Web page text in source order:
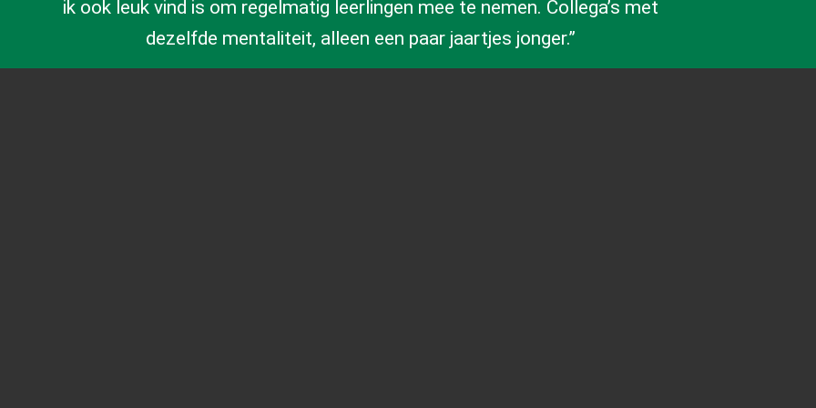
ik ook leuk vind is om regelmatig leerlingen mee te nemen. Collega’s met
dezelfde mentaliteit, alleen een paar jaartjes jonger.’’